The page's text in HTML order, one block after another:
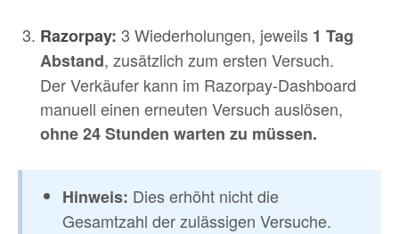
Razorpay: 3 Wiederholungen, jeweils 1 Tag
Abstand, zusätzlich zum ersten Versuch.
Der Verkäufer kann im Razorpay-Dashboard
manuell einen erneuten Versuch auslösen,
ohne 24 Stunden warten zu müssen.
Hinweis: Dies erhöht nicht die
Gesamtzahl der zulässigen Versuche.